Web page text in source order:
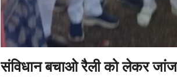
संविधान बचाओ रैली को लेकर